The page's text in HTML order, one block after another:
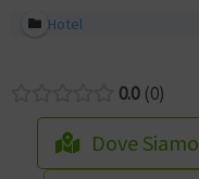
Hotel
0.0 0
Dove Siamo